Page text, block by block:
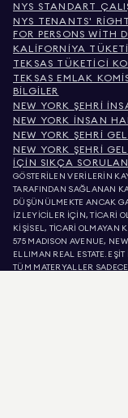
NYS STANDART
NYS TENANTS'
FOR PERSONS WITH
KALIFORNIYA
TEKSAS TÜKETICI
TEKSAS EMLAK
BILGILER
NEW YORK ŞEHRI
NEW YORK İNSAN
NEW YORK ŞEHRI
NEW YORK ŞEHRI
İÇIN SIKÇA
GÖSTERİLEN VERİLERİN
TARAFINDAN SAĞLANAN
DÜŞÜNÜLMEKTE ANCAK
İZLEYİCİLER İÇİN, TİCARİ
KİŞİSEL, TİCARİ OLMAYAN
575 MADISON AVENUE,
ELLIMAN REAL ESTATE.
TÜM MATERYALLER